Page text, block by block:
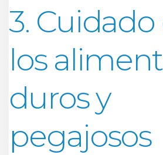
3.
los
duros y
pegajosos